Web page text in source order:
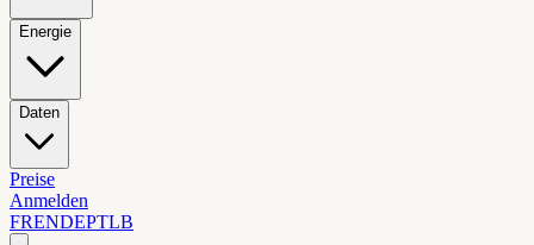
Energie
Daten
Preise
Anmelden
FRENDEPTLB